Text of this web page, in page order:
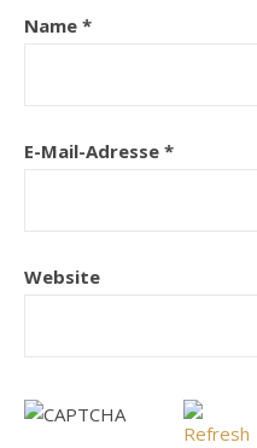
Name *
E-Mail-Adresse *
Website